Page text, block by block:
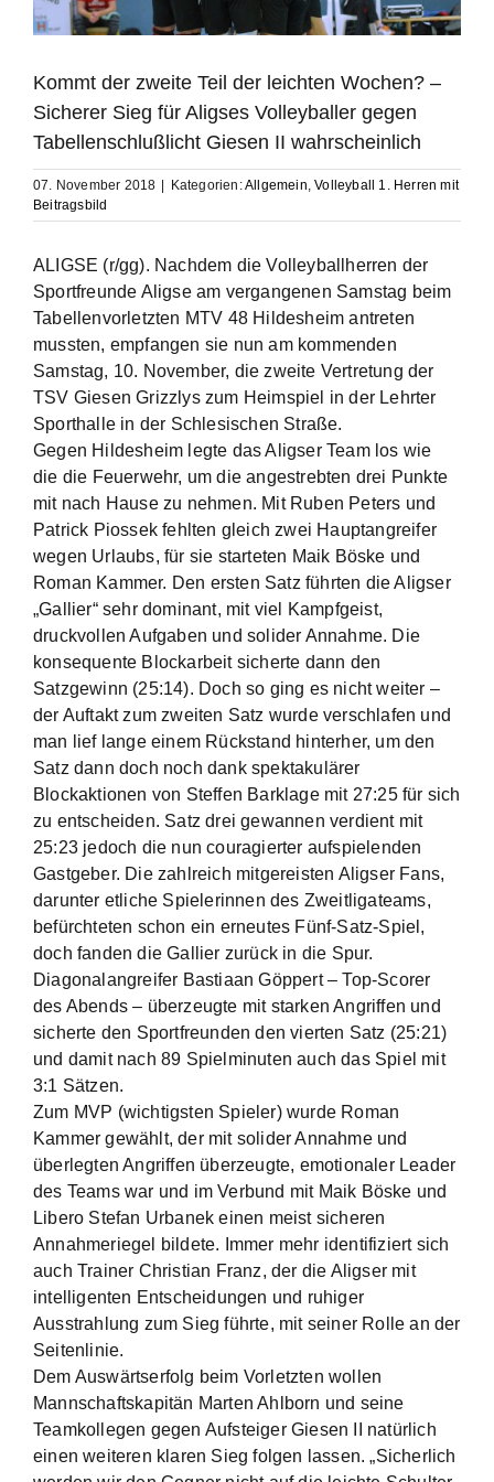
Kommt der zweite Teil der leichten Wochen? –
Sicherer Sieg für Aligses Volleyballer gegen
Tabellenschlußlicht Giesen II wahrscheinlich
07. November 2018 Kategorien:Allgemein,Volleyball 1. Herren mit
Beitragsbild
ALIGSE (r/gg). Nachdem die Volleyballherren der
Sportfreunde Aligse am vergangenen Samstag beim
Tabellenvorletzten MTV 48 Hildesheim antreten
mussten, empfangen sie nun am kommenden
Samstag, 10. November, die zweite Vertretung der
TSV Giesen Grizzlys zum Heimspiel in der Lehrter
Sporthalle in der Schlesischen Straße.
Gegen Hildesheim legte das Aligser Team los wie
die die Feuerwehr, um die angestrebten drei Punkte
mit nach Hause zu nehmen. Mit Ruben Peters und
Patrick Piossek fehlten gleich zwei Hauptangreifer
wegen Urlaubs, für sie starteten Maik Böske und
Roman Kammer. Den ersten Satz führten die Aligser
„Gallier“ sehr dominant, mit viel Kampfgeist,
druckvollen Aufgaben und solider Annahme. Die
konsequente Blockarbeit sicherte dann den
Satzgewinn (25:14). Doch so ging es nicht weiter –
der Auftakt zum zweiten Satz wurde verschlafen und
man lief lange einem Rückstand hinterher, um den
Satz dann doch noch dank spektakulärer
Blockaktionen von Steffen Barklage mit 27:25 für sich
zu entscheiden. Satz drei gewannen verdient mit
25:23 jedoch die nun couragierter aufspielenden
Gastgeber. Die zahlreich mitgereisten Aligser Fans,
darunter etliche Spielerinnen des Zweitligateams,
befürchteten schon ein erneutes Fünf-Satz-Spiel,
doch fanden die Gallier zurück in die Spur.
Diagonalangreifer Bastiaan Göppert – Top-Scorer
des Abends – überzeugte mit starken Angriffen und
sicherte den Sportfreunden den vierten Satz (25:21)
und damit nach 89 Spielminuten auch das Spiel mit
3:1 Sätzen.
Zum MVP (wichtigsten Spieler) wurde Roman
Kammer gewählt, der mit solider Annahme und
überlegten Angriffen überzeugte, emotionaler Leader
des Teams war und im Verbund mit Maik Böske und
Libero Stefan Urbanek einen meist sicheren
Annahmeriegel bildete. Immer mehr identifiziert sich
auch Trainer Christian Franz, der die Aligser mit
intelligenten Entscheidungen und ruhiger
Ausstrahlung zum Sieg führte, mit seiner Rolle an der
Seitenlinie.
Dem Auswärtserfolg beim Vorletzten wollen
Mannschaftskapitän Marten Ahlborn und seine
Teamkollegen gegen Aufsteiger Giesen II natürlich
einen weiteren klaren Sieg folgen lassen. „Sicherlich